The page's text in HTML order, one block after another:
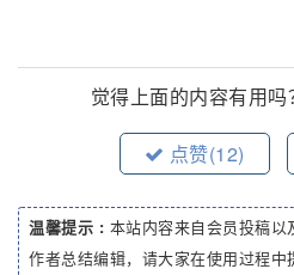
觉得上面的内容有用吗
点赞(12)
温馨提示 : 本站内容来自会员投稿
作者总结编辑，请大家在使用过程